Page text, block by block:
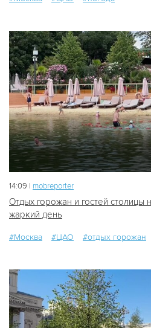
14:09 | mobreporter
Отдых горожан и гостей столицы
жаркий день
#Москва #ЦАО #отдых горожан